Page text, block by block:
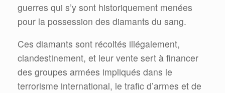
guerres qui s’y sont historiquement menées
pour la possession des diamants du sang.
Ces diamants sont récoltés illégalement,
clandestinement, et leur vente sert à financer
des groupes armées impliqués dans le
terrorisme international, le trafic d’armes et de